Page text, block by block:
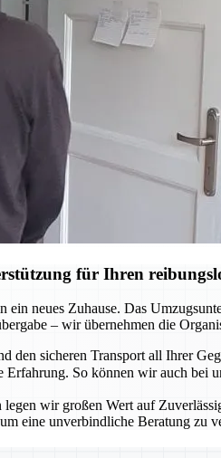
für Ihren
neues Zuhause. Das
– wir übernehmen die
den sicheren Transport all Ihrer
So können wir auch
wir großen Wert auf
eine unverbindliche Beratung zu